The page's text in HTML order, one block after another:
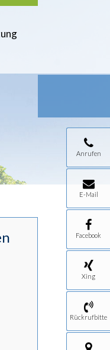
Anrufen
E-Mail
Facebook
Xing
Rückrufbitte